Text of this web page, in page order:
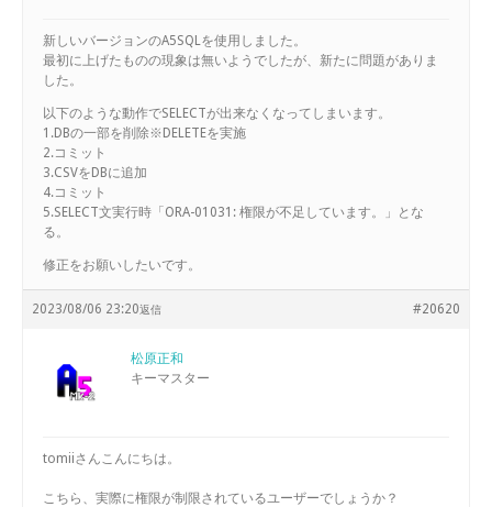
新しいバージョンのA5SQLを使用しました。
最初に上げたものの現象は無いようでしたが、新たに問題がありま
した。
以下のような動作でSELECTが出来なくなってしまいます。
1.DBの一部を削除※DELETEを実施
2.コミット
3.CSVをDBに追加
4.コミット
5.SELECT文実行時「ORA-01031: 権限が不足しています。」とな
る。
修正をお願いしたいです。
2023/08/06 23:20 #20620
返信
松原正和
キーマスター
tomiiさんこんにちは。
こちら、実際に権限が制限されているユーザーでしょうか？